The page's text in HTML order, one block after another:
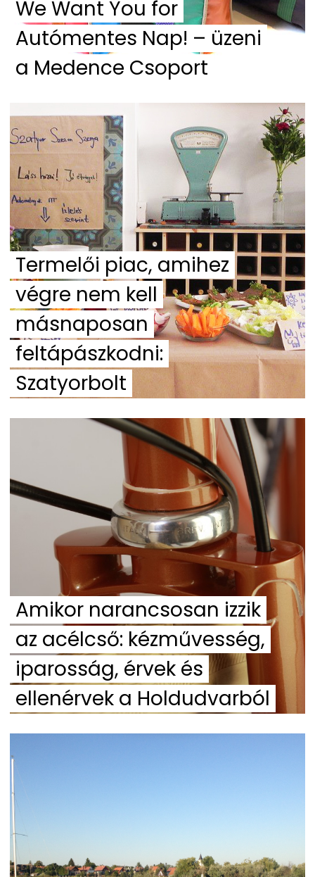
We Want You for
Autómentes Nap! – üzeni
a Medence Csoport
Termelői piac, amihez
végre nem kell
másnaposan
feltápászkodni:
Szatyorbolt
Amikor narancsosan izzik
az acélcső: kézművesség,
iparosság, érvek és
ellenérvek a Holdudvarból